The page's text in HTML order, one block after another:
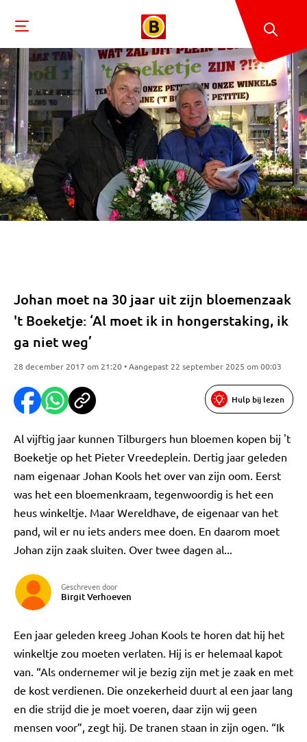
Johan moet na 30 jaar uit zijn bloemenzaak
't Boeketje: ‘Al moet ik in hongerstaking, ik
ga niet weg’
28 december 2017 om 21:20 • Aangepast 22 september 2025 om 00:03
Hulp bij lezen
Al vijftig jaar kunnen Tilburgers hun bloemen kopen bij 't
Boeketje op het Pieter Vreedeplein. Dertig jaar geleden
nam eigenaar Johan Kools het over van zijn oom. Eerst
was het een bloemenkraam, tegenwoordig is het een
heus winkeltje. Maar Wereldhave, de eigenaar van het
pand, wil er nu iets anders mee doen. En daarom moet
Johan zijn zaak sluiten. Over twee dagen al...
Geschreven door
Birgit Verhoeven
Een jaar geleden kreeg Johan Kools te horen dat hij het
winkeltje zou moeten verlaten. Hij is er helemaal kapot
van. “Als ondernemer wil je bezig zijn met je zaak en met
de kost verdienen. Die onzekerheid duurt al een jaar lang
en die strijd die je moet voeren, daar zijn wij geen
mensen voor”, zegt hij. De tranen staan in zijn ogen. “Ik